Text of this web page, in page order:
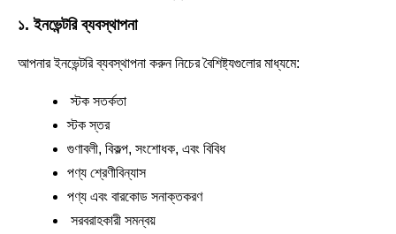
১. ইনভেন্টরি ব্যবস্থাপনা
আপনার ইনভেন্টরি ব্যবস্থাপনা করুন নিচের বৈশিষ্ট্যগুলোর মাধ্যমে:
স্টক সতর্কতা
স্টক স্তর
গুণাবলী, বিকল্প, সংশোধক, ‍এবং বিবিধ
পণ্য শ্রেণীবিন্যাস
পণ্য এবং বারকোড সনাক্তকরণ
সরবরাহকারী সমন্বয়